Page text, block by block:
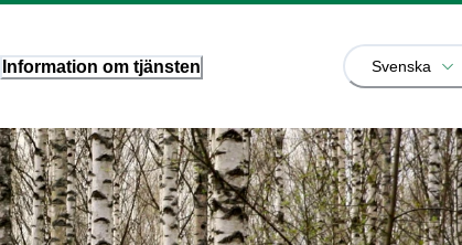
Information om tjänsten Svenska